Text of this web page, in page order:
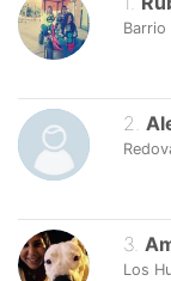
2.
3.
Los